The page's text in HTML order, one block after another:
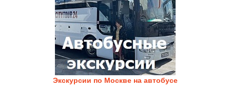
Экскурсии по Москве на автобусе